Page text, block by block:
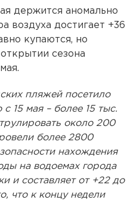
держится аномально
воздуха достигает +36
купаются, но
сезона
пляжей посетило
с 15 мая – более 15 тыс.
около 200
более 2800
нахождения
на водоемах города
и составляет от +22 до
что к концу недели